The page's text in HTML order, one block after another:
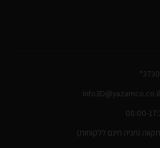
Info3D@yazamco.co.il